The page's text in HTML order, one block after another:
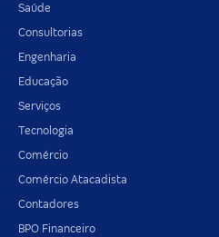
Saúde
Consultorias
Engenharia
Educação
Serviços
Tecnologia
Comércio
Comércio Atacadista
Contadores
BPO Financeiro